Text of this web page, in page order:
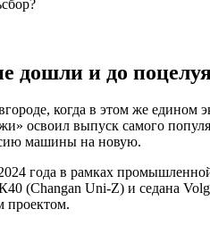
дошли и до
когда в этом же едином
освоил выпуск самого
машины на новую.
года в рамках
(Changan Uni-Z) и седана
проектом.